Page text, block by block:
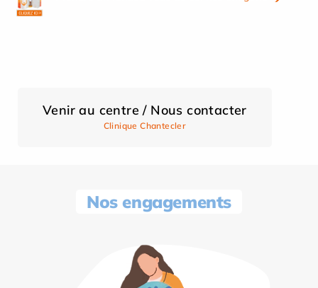
Venir au centre / Nous contacter
Clinique Chantecler
Nos engagements